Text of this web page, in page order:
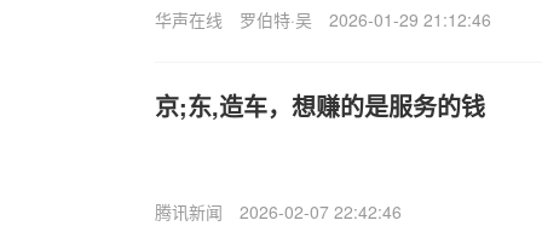
华声在线 罗伯特·吴 2026-01-29 21:12:46
京;东,造车，想赚的是服务的钱
腾讯新闻 2026-02-07 22:42:46